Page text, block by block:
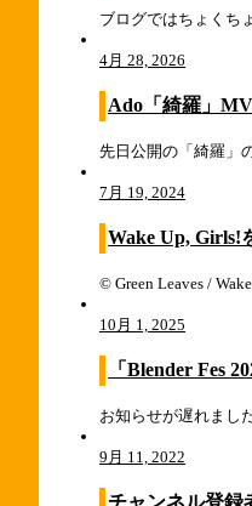
ブログではちょくち
4月 28, 2026
Ado「綺羅」
先日公開の「綺羅」
7月 19, 2024
Wake Up, Girls!
© Green Leaves /
10月 1, 2025
「Blender Fes
お知らせが遅れまし
9月 11, 2022